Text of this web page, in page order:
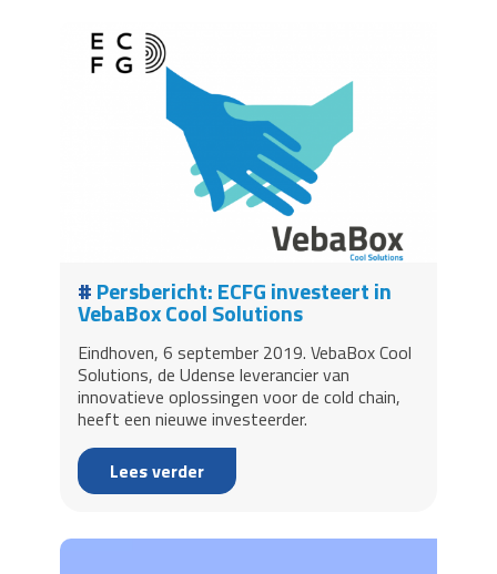
Persbericht: ECFG investeert in
VebaBox Cool Solutions
Eindhoven, 6 september 2019. VebaBox Cool
Solutions, de Udense leverancier van
innovatieve oplossingen voor de cold chain,
heeft een nieuwe investeerder.
Lees verder